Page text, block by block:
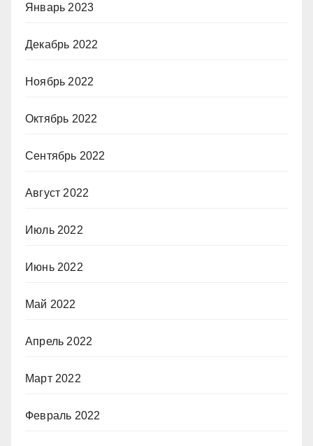
Январь 2023
Декабрь 2022
Ноябрь 2022
Октябрь 2022
Сентябрь 2022
Август 2022
Июль 2022
Июнь 2022
Май 2022
Апрель 2022
Март 2022
Февраль 2022